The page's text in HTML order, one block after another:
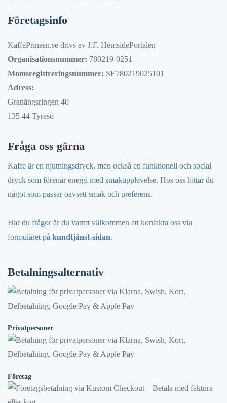
Företagsinfo
KaffePrinsen.se drivs av J.F. HemsidePortalen
Organisationsnummer: 780219-0251
Momsregistreringsnummer: SE780219025101
Adress:
Granängsringen 40
135 44 Tyresö
Fråga oss gärna
Kaffe är en njutningsdryck, men också en funktionell och social
dryck som förenar energi med smakupplevelse. Hos oss hittar du
något som passar oavsett smak och preferens.
Har du frågor är du varmt välkommen att kontakta oss via
formuläret på kundtjänst-sidan.
Betalningsalternativ
Privatpersoner
Företag